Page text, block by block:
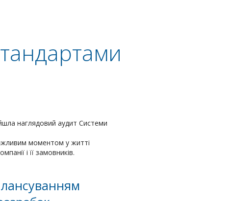
наглядовий аудит Системи
моментом у житті
і її замовників.